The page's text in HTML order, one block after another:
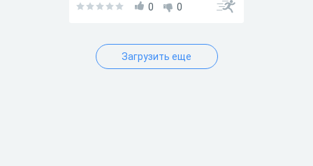
0 0
Загрузить еще